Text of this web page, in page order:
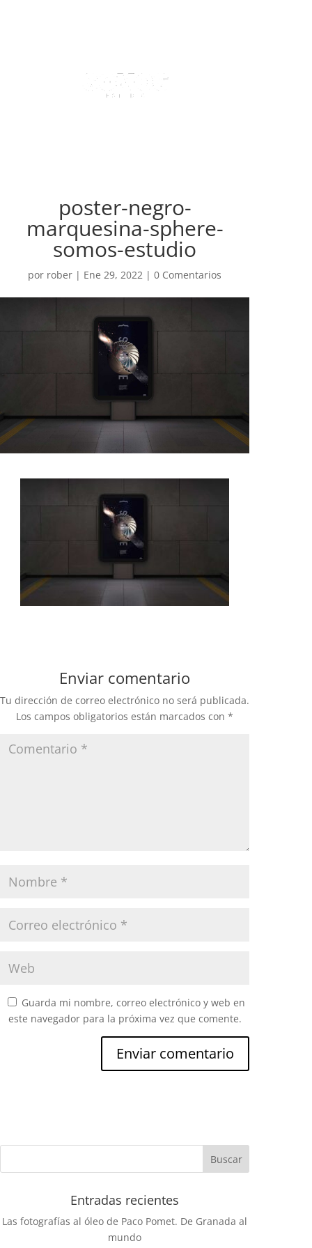
poster-negro-
marquesina-sphere-
somos-estudio
por rober | Ene 29, 2022 |0 Comentarios
Enviar comentario
Tu dirección de correo electrónico no será publicada.
Los campos obligatorios están marcados con*
Guarda mi nombre, correo electrónico y web en
este navegador para la próxima vez que comente.
Entradas recientes
Las fotografías al óleo de Paco Pomet. De Granada al
mundo